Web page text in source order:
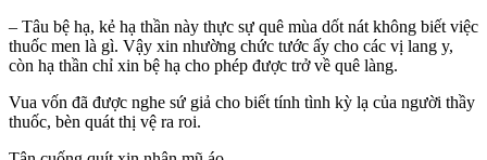
– Tâu bệ hạ, kẻ hạ thần này thực sự quê mùa dốt nát không biết việc
thuốc men là gì. Vậy xin nhường chức tước ấy cho các vị lang y,
còn hạ thần chỉ xin bệ hạ cho phép được trở về quê làng.
Vua vốn đã được nghe sứ giả cho biết tính tình kỳ lạ của người thầy
thuốc, bèn quát thị vệ ra roi.